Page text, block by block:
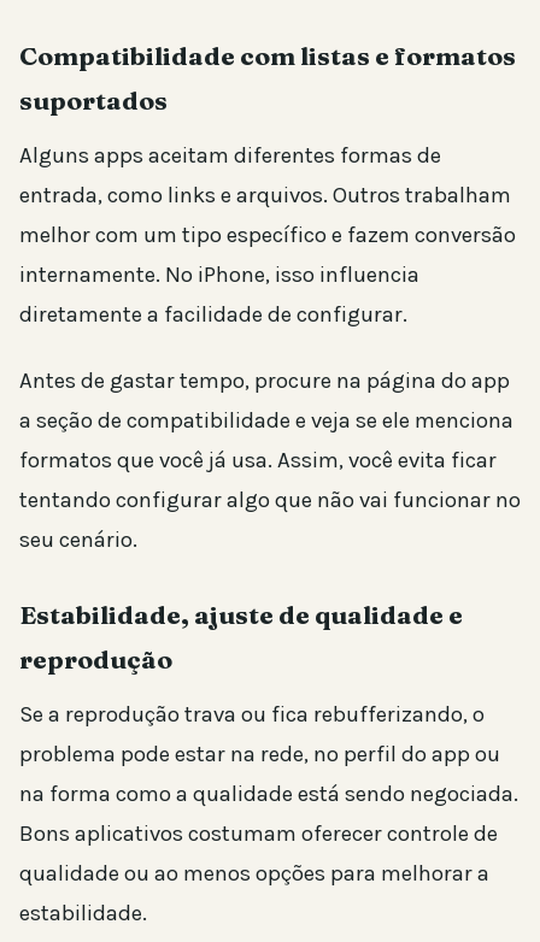
Compatibilidade com listas e formatos
suportados
Alguns apps aceitam diferentes formas de
entrada, como links e arquivos. Outros trabalham
melhor com um tipo específico e fazem conversão
internamente. No iPhone, isso influencia
diretamente a facilidade de configurar.
Antes de gastar tempo, procure na página do app
a seção de compatibilidade e veja se ele menciona
formatos que você já usa. Assim, você evita ficar
tentando configurar algo que não vai funcionar no
seu cenário.
Estabilidade, ajuste de qualidade e
reprodução
Se a reprodução trava ou fica rebufferizando, o
problema pode estar na rede, no perfil do app ou
na forma como a qualidade está sendo negociada.
Bons aplicativos costumam oferecer controle de
qualidade ou ao menos opções para melhorar a
estabilidade.